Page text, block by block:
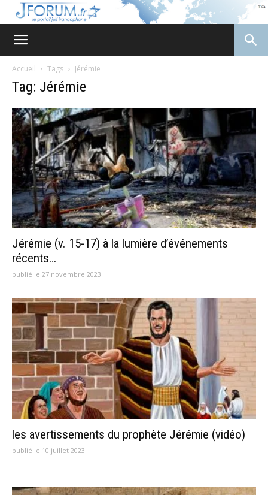
Accueil Tags Jérémie
Tag: Jérémie
Jérémie (v. 15-17) à la lumière d’événements
récents…
publié le 27 novembre 2023
les avertissements du prophète Jérémie (vidéo)
publié le 10 juillet 2023